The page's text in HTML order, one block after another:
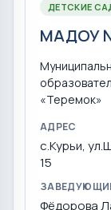
ДЕТСКИЕ
МАДОУ
«Теремок»
АДРЕС
с.Курьи,
15
Фёдорова